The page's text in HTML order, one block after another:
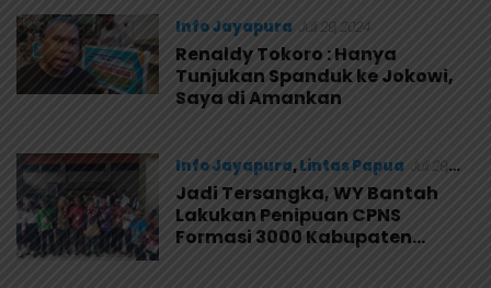
Info Jayapura Juli 29, 2024
Renaldy Tokoro : Hanya
Tunjukan Spanduk ke Jokowi,
Saya di Amankan
Info Jayapura,Lintas Papua Juli 29,
2024
Jadi Tersangka, WY Bantah
Lakukan Penipuan CPNS
Formasi 3000 Kabupaten